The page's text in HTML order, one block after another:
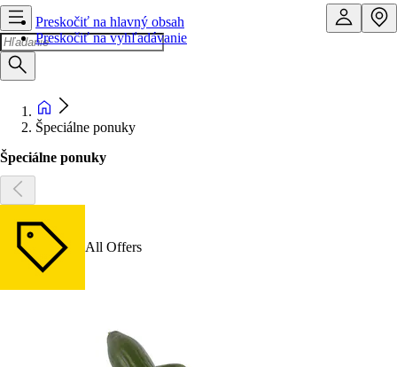
Preskočiť na hlavný obsah
Preskočiť na vyhľadávanie
Špeciálne ponuky
Špeciálne ponuky
All Offers